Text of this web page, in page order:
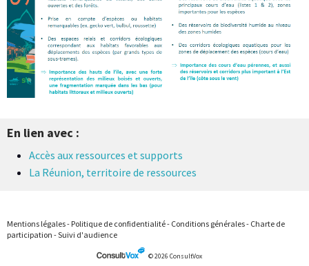
En lien avec :
Accès aux ressources et supports
La Réunion, territoire de ressources
© 2026 ConsultVox
Mentions légales- Politique de confidentialité- Conditions générales- Charte de
participation -Suivi d'audience